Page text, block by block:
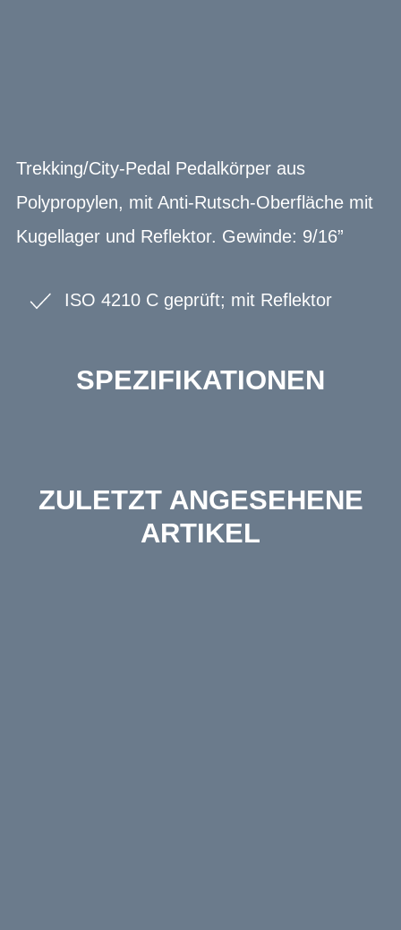
Trekking/City-Pedal Pedalkörper aus
Polypropylen, mit Anti-Rutsch-Oberfläche mit
Kugellager und Reflektor. Gewinde: 9/16”
ISO 4210 C geprüft; mit Reflektor
SPEZIFIKATIONEN
ZULETZT ANGESEHENE
ARTIKEL